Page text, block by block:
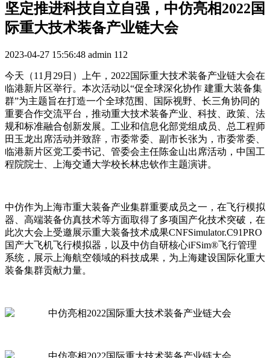
坚定推进科技自立自强，中仿亮相2022国
际重大技术装备产业链大会
2023-04-27 15:56:48 admin 112
今天（11月29日）上午，2022国际重大技术装备产业链大会在
临港新片区举行。本次活动以“促全球深化协作 建重大装备集
群”为主题旨在打造一个全球范围、国际视野、长三角协同的
重要合作交流平台，推动重大技术装备产业、科技、政策、法
规和标准融合创新发展。工业和信息化部党组成员、总工程师
田玉龙出席活动并致辞，市委常委、副市长张为，市委常委、
临港新片区党工委书记、管委会主任陈金山出席活动，中国工
程院院士、上海交通大学校长林忠钦作主题演讲。
中仿作为上海市重大装备产业集群重要成员之一，在飞行模拟
器、高端装备仿真技术等方面取得了多项国产化技术突破，在
此次大会上受邀展示重大装备技术成果CNFSimulator.C91PRO
国产大飞机飞行模拟器，以及中仿自研核心iFSim®飞行管理
系统，展示上海航空领域的科技成果，为上海建设国际化重大
装备集群贡献力量。